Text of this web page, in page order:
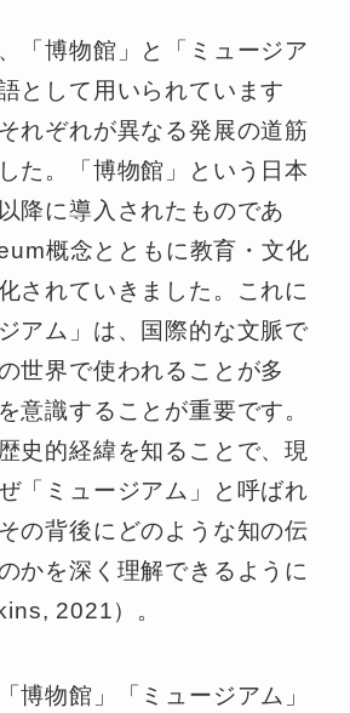
「博物館」と「ミュージア
として用いられています
れぞれが異なる発展の道筋
た。「博物館」という日本
降に導入されたものであ
概念とともに教育・文化
されていきました。これに
アム」は、国際的な文脈で
世界で使われることが多
意識することが重要です。
史的経緯を知ることで、現
「ミュージアム」と呼ばれ
の背後にどのような知の伝
かを深く理解できるように
2021）。
博物館」「ミュージアム」